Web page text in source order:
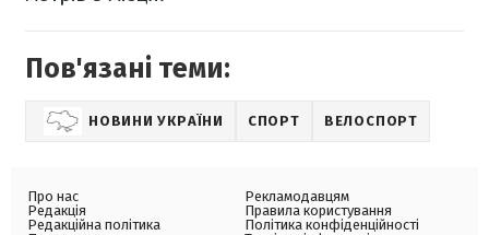
Пов'язані теми:
НОВИНИ УКРАЇНИ СПОРТ ВЕЛОСПОРТ
Про нас
Редакція
Редакційна політика
Рекламодавцям
Правила користування
Політика конфіденційності